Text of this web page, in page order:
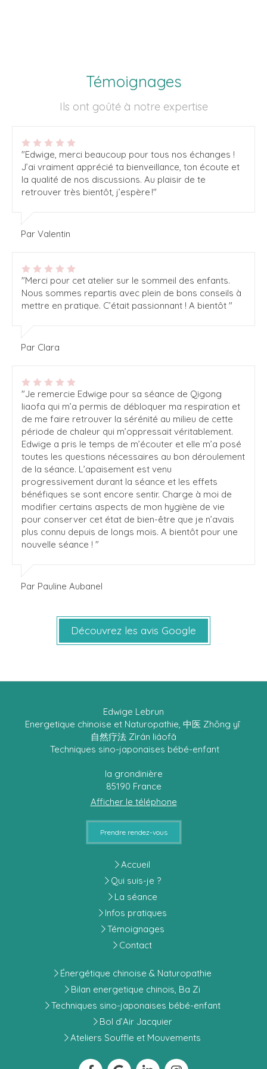
Témoignages
Ils ont goûté à notre expertise
"Edwige, merci beaucoup pour tous nos échanges !
J’ai vraiment apprécié ta bienveillance, ton écoute et
la qualité de nos discussions. Au plaisir de te
retrouver très bientôt, j’espère !"
Par Valentin
"Merci pour cet atelier sur le sommeil des enfants.
Nous sommes repartis avec plein de bons conseils à
mettre en pratique. C’était passionnant ! A bientôt "
Par Clara
"Je remercie Edwige pour sa séance de Qigong
liaofa qui m’a permis de débloquer ma respiration et
de me faire retrouver la sérénité au milieu de cette
période de chaleur qui m’oppressait véritablement.
Edwige a pris le temps de m’écouter et elle m’a posé
toutes les questions nécessaires au bon déroulement
de la séance. L’apaisement est venu
progressivement durant la séance et les effets
bénéfiques se sont encore sentir. Charge à moi de
modifier certains aspects de mon hygiène de vie
pour conserver cet état de bien-être que je n’avais
plus connu depuis de longs mois. A bientôt pour une
nouvelle séance ! "
Par Pauline Aubanel
Découvrez les avis Google
Edwige Lebrun
Energetique chinoise et Naturopathie, 中医 Zhōng yī
自然疗法 Zìrán liáofǎ
Techniques sino-japonaises bébé-enfant
la grondinière
85190 France
Afficher le téléphone
Prendre rendez-vous
Accueil
Qui suis-je ?
La séance
Infos pratiques
Témoignages
Contact
Énergétique chinoise & Naturopathie
Bilan energetique chinois, Ba Zi
Techniques sino-japonaises bébé-enfant
Bol d’Air Jacquier
Ateliers Souffle et Mouvements